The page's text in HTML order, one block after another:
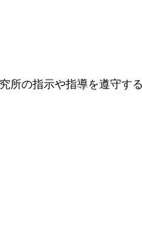
所の指示や指導を遵守す